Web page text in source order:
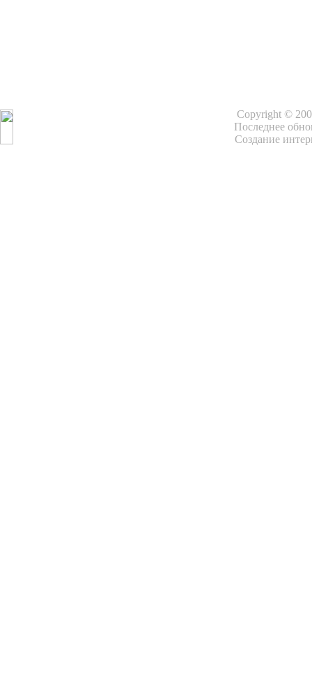
Copyright ©
Последнее
Создание